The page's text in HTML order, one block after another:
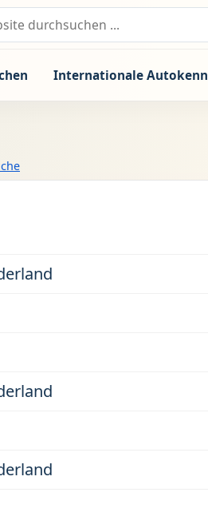
nach:
Internationale